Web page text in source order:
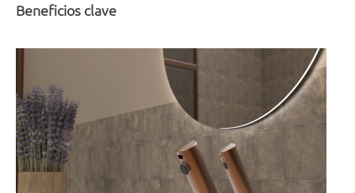
Beneficios clave